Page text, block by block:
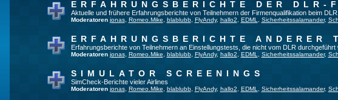
ERFAHRUNGSBERICHTE DER DLR-
Aktuelle und frühere Erfahrungsberichte von Teilnehmern der Firmenqualifikation beim DLR.
Moderatoren jonas, Romeo.Mike blablubb, FlyAndy, hallo2 EDML Sicherheitssalamander,
ERFAHRUNGSBERICHTE ANDERER
Erfahrungsberichte von Teilnehmern an Einstellungstests, die nicht vom DLR durchgeführt
Moderatoren jonas, Romeo.Mike blablubb, FlyAndy, hallo2 EDML Sicherheitssalamander,
SIMULATOR SCREENINGS
SimCheck-Berichte vieler Airlines
Moderatoren jonas, Romeo.Mike blablubb, FlyAndy, hallo2 EDML Sicherheitssalamander,